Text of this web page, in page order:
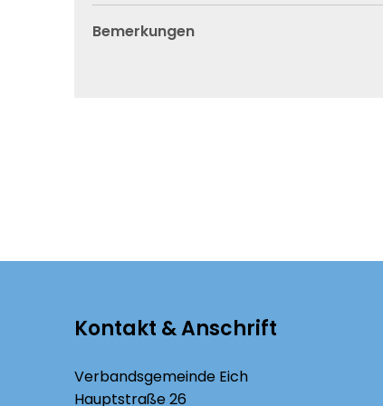
Bemerkungen
Kontakt & Anschrift
Verbandsgemeinde Eich
Hauptstraße 26